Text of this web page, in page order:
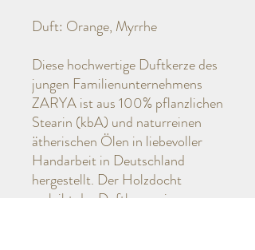
Duft: Orange, Myrrhe
Diese hochwertige Duftkerze des
jungen Familienunternehmens
ZARYA ist aus 100% pflanzlichen
Stearin (kbA) und naturreinen
ätherischen Ölen in liebevoller
Handarbeit in Deutschland
hergestellt. Der Holzdocht
verleiht der Duftkerze eine